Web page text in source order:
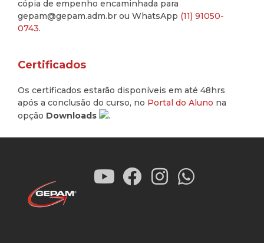
cópia de empenho encaminhada para
gepam@gepam.adm.br ou WhatsApp (11) 91050-
0743.
Certificados
Os certificados estarão disponíveis em até 48hrs
após a conclusão do curso, no Portal do Aluno na
opção Downloads .